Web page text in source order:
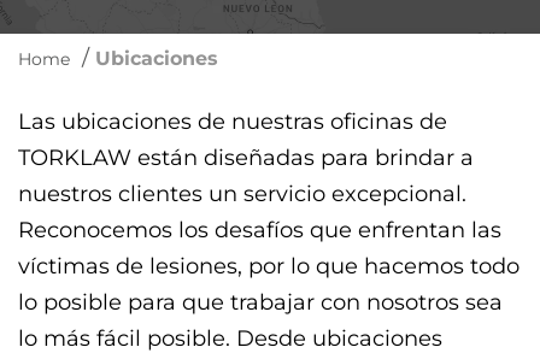
Home / Ubicaciones
Las ubicaciones de nuestras oficinas de
TORKLAW están diseñadas para brindar a
nuestros clientes un servicio excepcional.
Reconocemos los desafíos que enfrentan las
víctimas de lesiones, por lo que hacemos todo
lo posible para que trabajar con nosotros sea
lo más fácil posible. Desde ubicaciones